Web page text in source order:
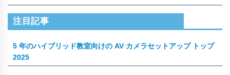
注目記事
5 年のハイブリッド教室向けの AV カメラセットアップ トップ
2025